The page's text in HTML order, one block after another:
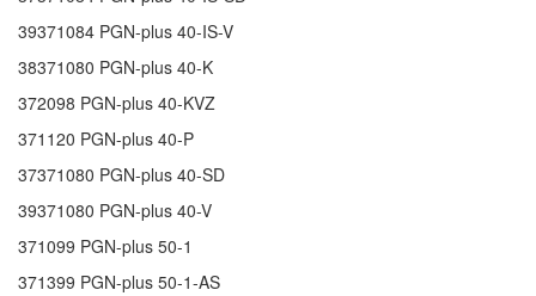
39371084 PGN-plus 40-IS-V
38371080 PGN-plus 40-K
372098 PGN-plus 40-KVZ
371120 PGN-plus 40-P
37371080 PGN-plus 40-SD
39371080 PGN-plus 40-V
371099 PGN-plus 50-1
371399 PGN-plus 50-1-AS